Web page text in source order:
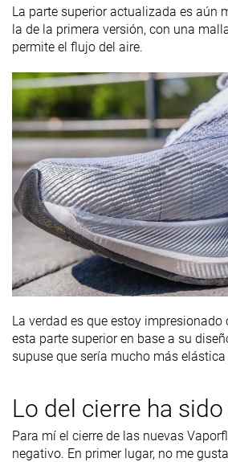
La parte superior actualizada es aún
la de la primera versión, con una
permite el flujo del aire.
La verdad es que estoy impresionado
esta parte superior en base a su
supuse que sería mucho más elástica
Lo del cierre ha
Para mí el cierre de las nuevas
negativo. En primer lugar, no me